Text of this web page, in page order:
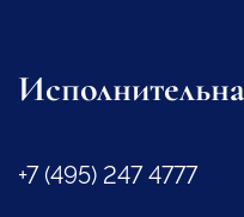
+7 (495) 247 4777